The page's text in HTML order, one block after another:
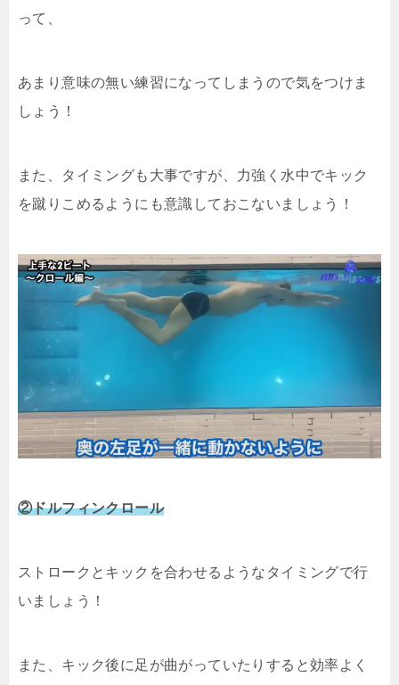
って、
あまり意味の無い練習になってしまうので気をつけま
しょう！
また、タイミングも大事ですが、力強く水中でキック
を蹴りこめるようにも意識しておこないましょう！
②ドルフィンクロール
ストロークとキックを合わせるようなタイミングで行
いましょう！
また、キック後に足が曲がっていたりすると効率よく